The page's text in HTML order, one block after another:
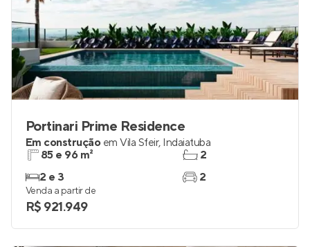
Portinari Prime Residence
Em construção em Vila Sfeir, Indaiatuba
85 e 96 m²
2 e 3
2
2
Venda a partir de
R$ 921.949